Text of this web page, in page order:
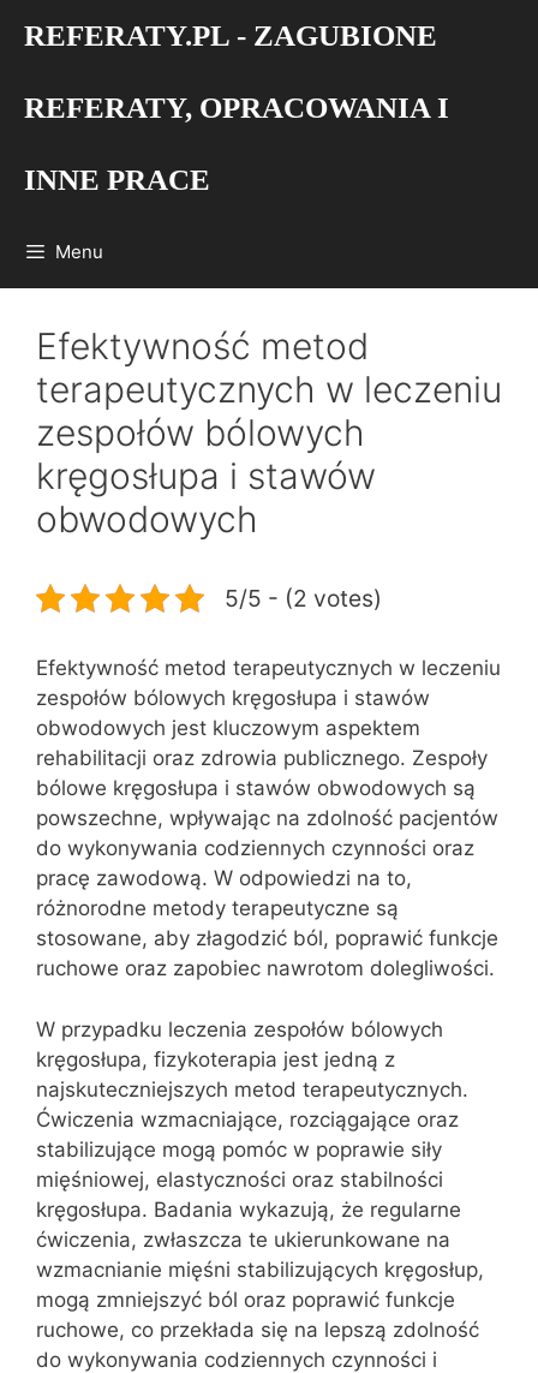
REFERATY.PL - ZAGUBIONE
REFERATY, OPRACOWANIA I
INNE PRACE
Menu
Efektywność metod
terapeutycznych w leczeniu
zespołów bólowych
kręgosłupa i stawów
obwodowych
5/5 - (2 votes)
Efektywność metod terapeutycznych w leczeniu
zespołów bólowych kręgosłupa i stawów
obwodowych jest kluczowym aspektem
rehabilitacji oraz zdrowia publicznego. Zespoły
bólowe kręgosłupa i stawów obwodowych są
powszechne, wpływając na zdolność pacjentów
do wykonywania codziennych czynności oraz
pracę zawodową. W odpowiedzi na to,
różnorodne metody terapeutyczne są
stosowane, aby złagodzić ból, poprawić funkcje
ruchowe oraz zapobiec nawrotom dolegliwości.
W przypadku leczenia zespołów bólowych
kręgosłupa, fizykoterapia jest jedną z
najskuteczniejszych metod terapeutycznych.
Ćwiczenia wzmacniające, rozciągające oraz
stabilizujące mogą pomóc w poprawie siły
mięśniowej, elastyczności oraz stabilności
kręgosłupa. Badania wykazują, że regularne
ćwiczenia, zwłaszcza te ukierunkowane na
wzmacnianie mięśni stabilizujących kręgosłup,
mogą zmniejszyć ból oraz poprawić funkcje
ruchowe, co przekłada się na lepszą zdolność
do wykonywania codziennych czynności i